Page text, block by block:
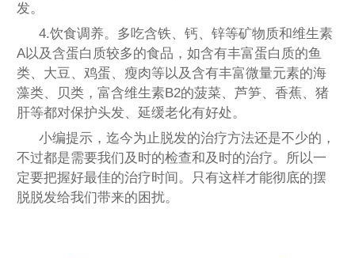
发。
4.饮食调养。多吃含铁、钙、锌等矿物质和维生素
A以及含蛋白质较多的食品，如含有丰富蛋白质的鱼
类、大豆、鸡蛋、瘦肉等以及含有丰富微量元素的海
藻类、贝类，富含维生素B2的菠菜、芦笋、香蕉、猪
肝等都对保护头发、延缓老化有好处。
小编提示，迄今为止脱发的治疗方法还是不少的，
不过都是需要我们及时的检查和及时的治疗。所以一
定要把握好最佳的治疗时间。只有这样才能彻底的摆
脱脱发给我们带来的困扰。